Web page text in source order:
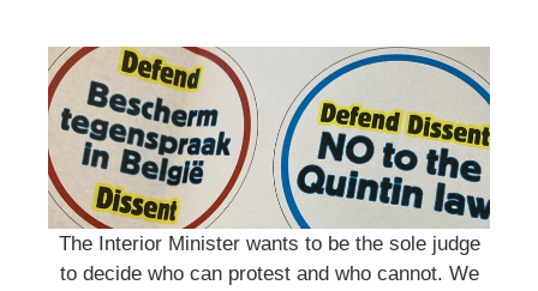
The Interior Minister wants to be the sole judge
to decide who can protest and who cannot. We